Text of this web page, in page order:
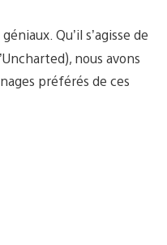
Qu’il s’agisse de
nous avons
préférés de ces